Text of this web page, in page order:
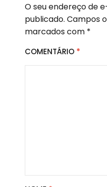
O seu endereço de
publicado. Campos
marcados com *
COMENTÁRIO *